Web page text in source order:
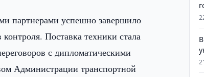
партнерами успешно завершило
Поставка техники стала
с дипломатическими
Администрации транспортной